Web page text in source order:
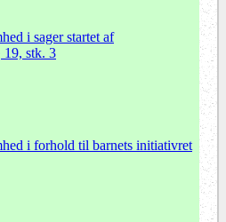
i sager startet af
stk. 3
i forhold til barnets initiativret